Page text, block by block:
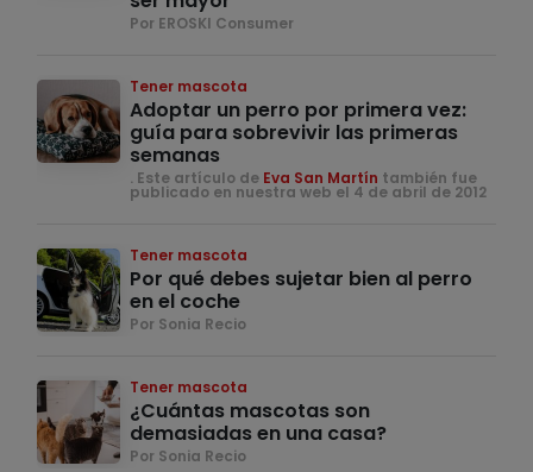
Por EROSKI Consumer
Tener mascota
Adoptar un perro por primera vez:
guía para sobrevivir las primeras
semanas
. Este artículo de Eva San Martín también fue
publicado en nuestra web el 4 de abril de 2012
Tener mascota
Por qué debes sujetar bien al perro
en el coche
Por Sonia Recio
Tener mascota
¿Cuántas mascotas son
demasiadas en una casa?
Por Sonia Recio